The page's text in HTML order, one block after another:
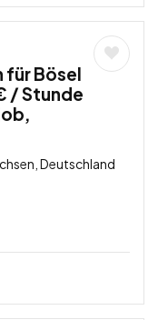
für Bösel
/ Stunde
Deutschland